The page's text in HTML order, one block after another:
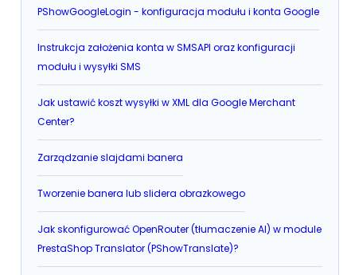
PShowGoogleLogin - konfiguracja modułu i konta Google
Instrukcja założenia konta w SMSAPI oraz konfiguracji
modułu i wysyłki SMS
Jak ustawić koszt wysyłki w XML dla Google Merchant
Center?
Zarządzanie slajdami banera
Tworzenie banera lub slidera obrazkowego
Jak skonfigurować OpenRouter (tłumaczenie AI) w module
PrestaShop Translator (PShowTranslate)?